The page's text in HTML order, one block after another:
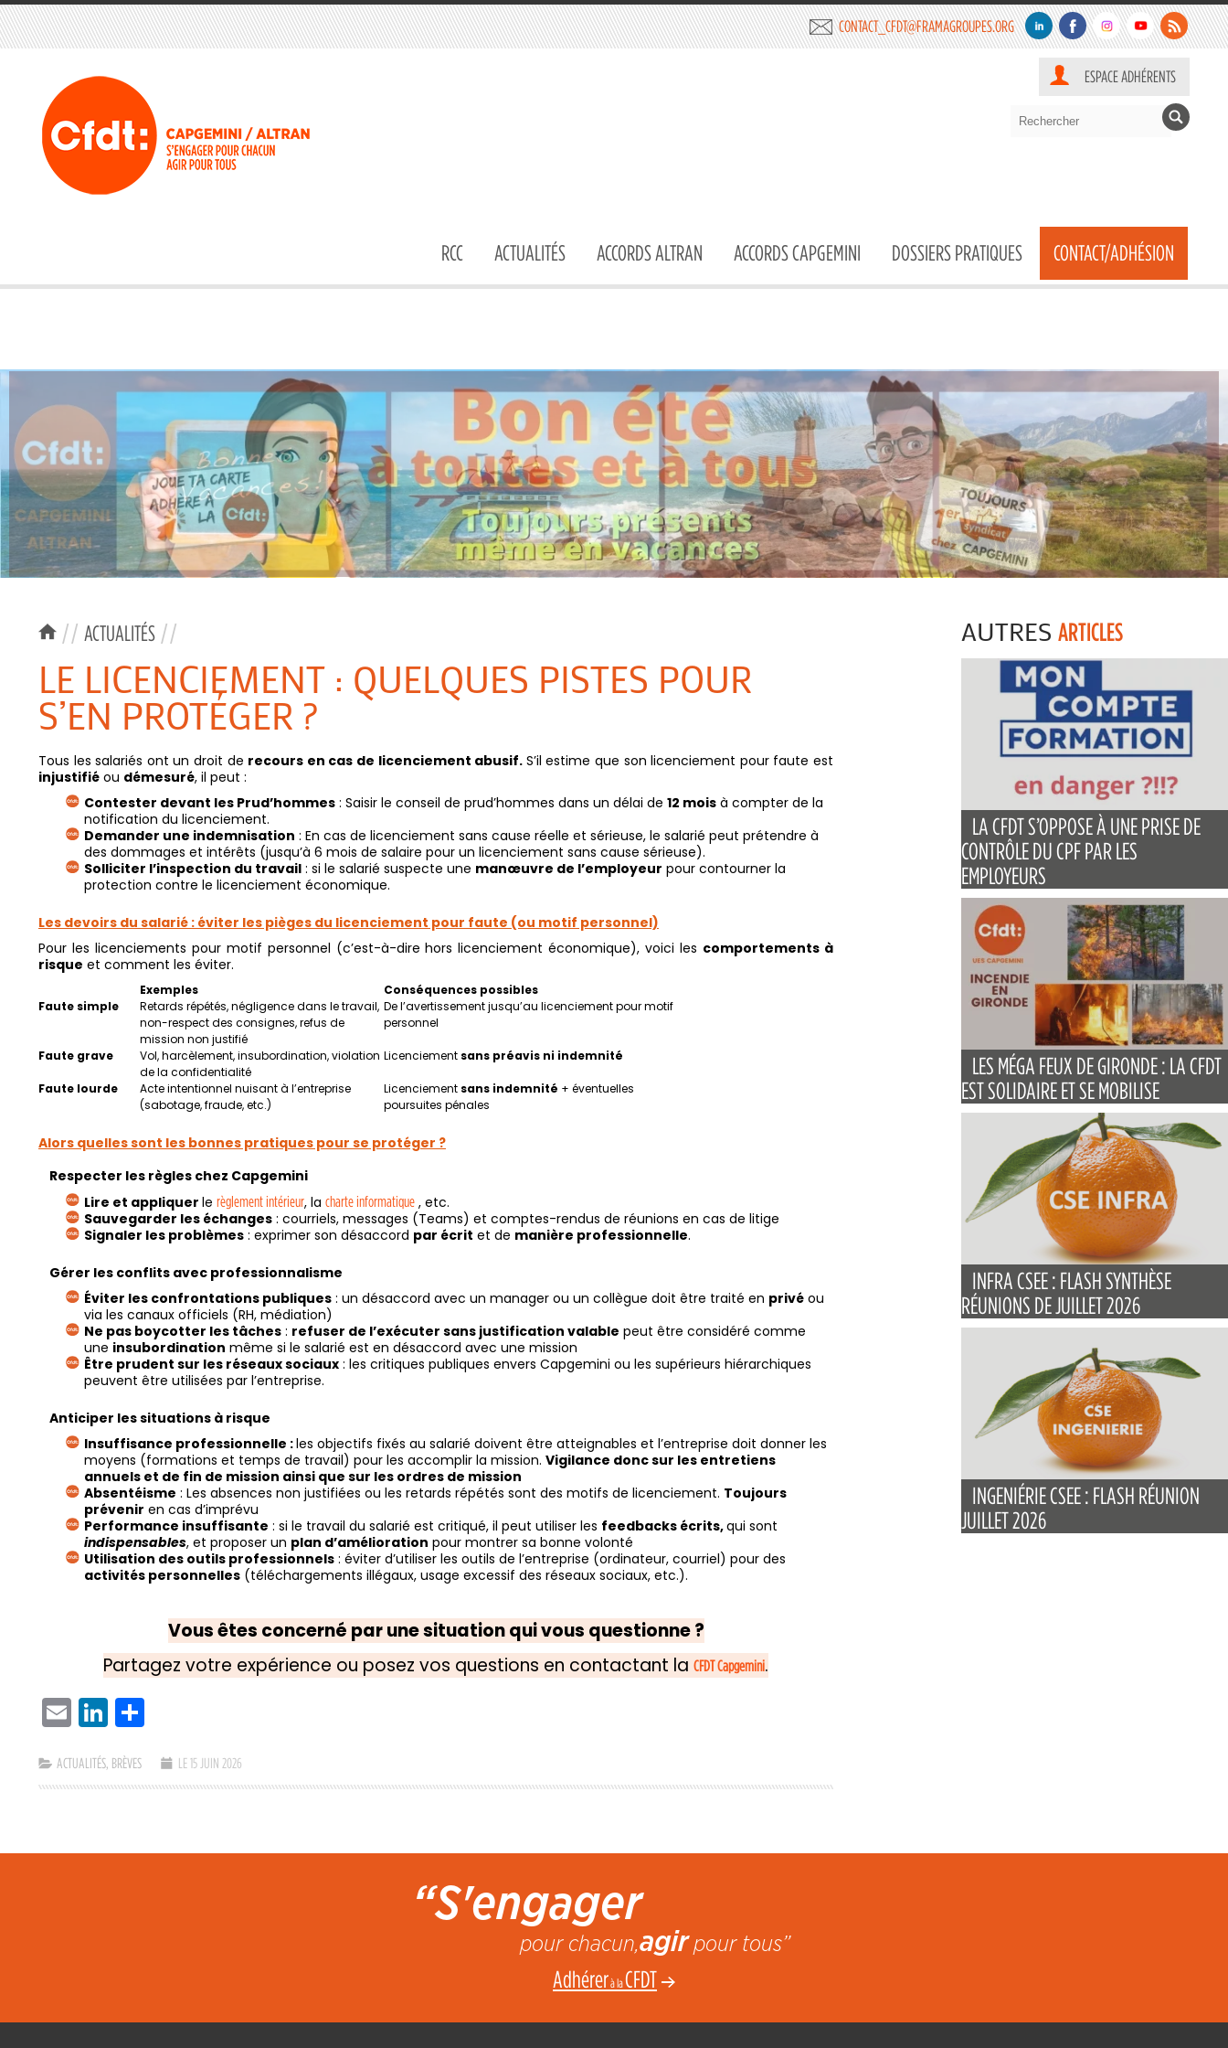
CONTACT_CFDT@FRAMAGROUPES.ORG
ESPACE ADHÉRENTS
RCC ACTUALITÉS ACCORDS ALTRAN ACCORDS CAPGEMINI DOSSIERS PRATIQUES CONTACT/ADHÉSION
// ACTUALITÉS //
LE LICENCIEMENT : QUELQUES PISTES POUR
S’EN PROTÉGER ?
Tous les salariés ont un droit de recours en cas de licenciement abusif. S’il estime que son licenciement pour faute est
injustifié ou démesuré, il peut :
Contester devant les Prud’hommes : Saisir le conseil de prud’hommes dans un délai de 12 mois à compter de la
notification du licenciement.
Demander une indemnisation : En cas de licenciement sans cause réelle et sérieuse, le salarié peut prétendre à
des dommages et intérêts (jusqu’à 6 mois de salaire pour un licenciement sans cause sérieuse).
Solliciter l’inspection du travail : si le salarié suspecte une manœuvre de l’employeur pour contourner la
protection contre le licenciement économique.
Les devoirs du salarié : éviter les pièges du licenciement pour faute (ou motif personnel)
Pour les licenciements pour motif personnel (c’est-à-dire hors licenciement économique), voici les comportements à
risque et comment les éviter.
Exemples
Conséquences possibles
Faute simple
Retards répétés, négligence dans le travail,
non-respect des consignes, refus de
mission non justifié
De l’avertissement jusqu’au licenciement pour motif
personnel
Faute grave
Vol, harcèlement, insubordination, violation
de la confidentialité
Licenciement sans préavis ni indemnité
Faute lourde
Acte intentionnel nuisant à l’entreprise
(sabotage, fraude, etc.)
Licenciement sans indemnité + éventuelles
poursuites pénales
Alors quelles sont les bonnes pratiques pour se protéger ?
Respecter les règles chez Capgemini
Lire et appliquer le règlement intérieur, la charte informatique , etc.
Sauvegarder les échanges : courriels, messages (Teams) et comptes-rendus de réunions en cas de litige
Signaler les problèmes : exprimer son désaccord par écrit et de manière professionnelle.
Gérer les conflits avec professionnalisme
Éviter les confrontations publiques : un désaccord avec un manager ou un collègue doit être traité en privé ou
via les canaux officiels (RH, médiation)
Ne pas boycotter les tâches : refuser de l’exécuter sans justification valable peut être considéré comme
une insubordination même si le salarié est en désaccord avec une mission
Être prudent sur les réseaux sociaux : les critiques publiques envers Capgemini ou les supérieurs hiérarchiques
peuvent être utilisées par l’entreprise.
Anticiper les situations à risque
Insuffisance professionnelle :les objectifs fixés au salarié doivent être atteignables et l’entreprise doit donner les
moyens (formations et temps de travail) pour les accomplir la mission. Vigilance donc sur les entretiens
annuels et de fin de mission ainsi que sur les ordres de mission
Absentéisme : Les absences non justifiées ou les retards répétés sont des motifs de licenciement. Toujours
prévenir en cas d’imprévu
Performance insuffisante : si le travail du salarié est critiqué, il peut utiliser les feedbacks écrits,qui sont
indispensables, et proposer un plan d’amélioration pour montrer sa bonne volonté
Utilisation des outils professionnels : éviter d’utiliser les outils de l’entreprise (ordinateur, courriel) pour des
activités personnelles (téléchargements illégaux, usage excessif des réseaux sociaux, etc.).
Vous êtes concerné par une situation qui vous questionne ?
Partagez votre expérience ou posez vos questions en contactant la CFDT Capgemini.
EMAIL LINKEDIN
ACTUALITÉS BRÈVES LE 15 JUIN 2026
AUTRES ARTICLES
LA CFDT S’OPPOSE À UNE PRISE DE
CONTRÔLE DU CPF PAR LES
EMPLOYEURS
LES MÉGA FEUX DE GIRONDE : LA CFDT
EST SOLIDAIRE ET SE MOBILISE
INFRA CSEE : FLASH SYNTHÈSE
RÉUNIONS DE JUILLET 2026
INGENIÉRIE CSEE : FLASH RÉUNION
JUILLET 2026
“S'engager
pour chacun,agirpour tous”
Adhérerà laCFDT